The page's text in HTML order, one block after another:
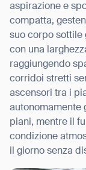
aspirazione e
compatta,
suo corpo sottile
con una
raggiungendo
corridoi stretti
ascensori tra i
autonomamente
piani, mentre il
condizione
il giorno senza
Thank